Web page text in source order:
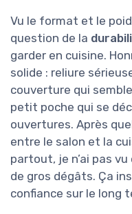
Vu le format et le
question de la
garder en cuisine.
solide : reliure
couverture qui
petit poche qui se
ouvertures. Après
entre le salon et la
partout, je n’ai pas
de gros dégâts. Ça
confiance sur le long